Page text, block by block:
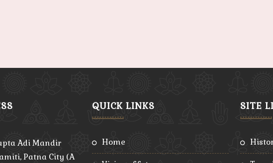
Adi Mandir
Patna City (A
QUICK LINKS
home
SITE